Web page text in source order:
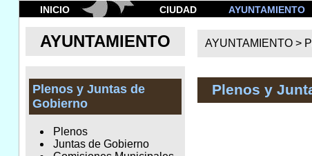
INICIO CIUDAD AYUNTAMIENTO
AYUNTAMIENTO
Plenos y Juntas de
Gobierno
Plenos
Juntas de Gobierno
AYUNTAMIENTO >
Plenos y